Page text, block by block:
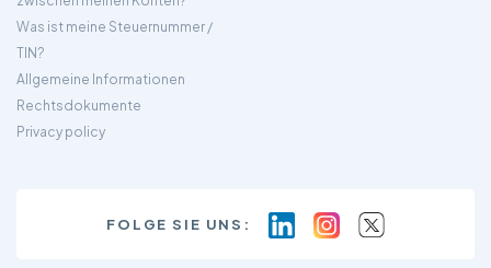
Was ist meine Steuernummer /
TIN?
Allgemeine Informationen
Rechtsdokumente
Privacy policy
FOLGE SIE UNS: